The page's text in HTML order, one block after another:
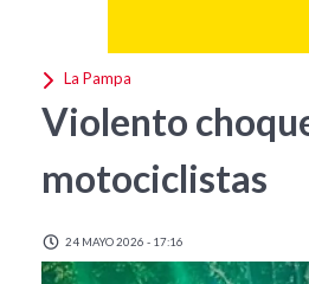
La Pampa
Violento
motociclistas
24 MAYO 2026 - 17:16